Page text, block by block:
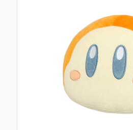
【機動戦士ガ
ンダム】『M
VOL.13』食玩
フィギュア予